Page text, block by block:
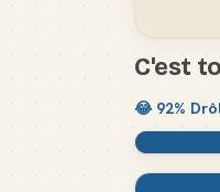
C'est
😂 92%